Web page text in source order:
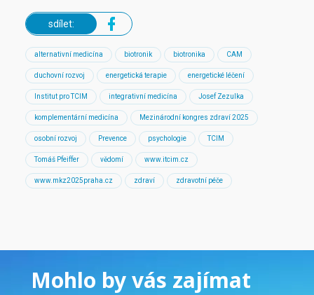
sdílet:
alternativní medicína biotronik biotronika CAM
duchovní rozvoj energetická terapie energetické léčení
Institut pro TCIM integrativní medicína Josef Zezulka
komplementární medicína Mezinárodní kongres zdraví 2025
osobní rozvoj Prevence psychologie TCIM
Tomáš Pfeiffer vědomí www.itcim.cz
www.mkz2025praha.cz zdraví zdravotní péče
Mohlo by vás zajímat